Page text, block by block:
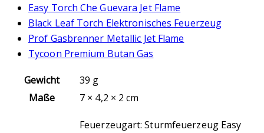
Easy Torch Che Guevara Jet Flame
Black Leaf Torch Elektronisches Feuerzeug
Prof Gasbrenner Metallic Jet Flame
Tycoon Premium Butan Gas
Gewicht
39 g
Maße
7 × 4,2 × 2 cm
Feuerzeugart: Sturmfeuerzeug Easy